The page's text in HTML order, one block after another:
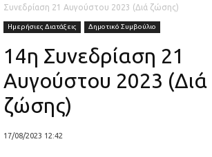
Συνεδρίαση 21 Αυγούστου 2023 (Διά ζώσης)
Ημερήσιες Διατάξεις Δημοτικό Συμβούλιο
14η Συνεδρίαση 21
Αυγούστου 2023 (Διά
ζώσης)
17/08/2023 12:42